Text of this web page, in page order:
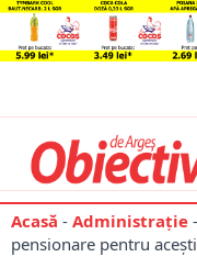
Acasă - Administraţie -
pensionare pentru